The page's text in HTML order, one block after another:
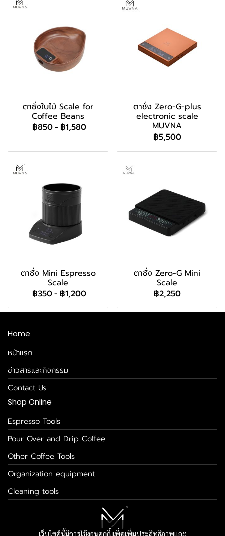
ตาชั่งใบไม้ Scale for
Coffee Beans
฿850- ฿1,580
ตาชั่ง Zero-G-plus
electronic scale
MUVNA
฿5,500
ตาชั่ง Mini Espresso
Scale
฿350- ฿1,200
ตาชั่ง Zero-G Mini
Scale
฿2,250
เว็บไซต์นี้มีการใช้งานคุกกี้ เพื่อเพิ่มประสิทธิภาพและ
Home
หน้าแรก
ข่าวสารและกิจกรรม
Contact Us
Shop Online
Espresso Tools
Pour Over and Drip Coffee
Other Coffee Tools
Organization equipment
Cleaning tools